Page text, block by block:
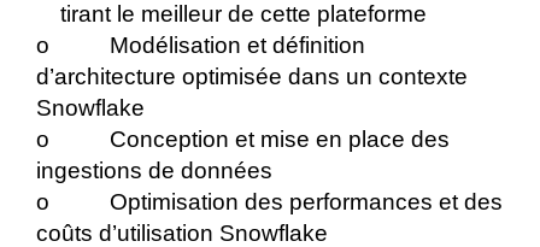
tirant le meilleur de cette plateforme
o Modélisation et définition
d’architecture optimisée dans un contexte
Snowflake
o Conception et mise en place des
ingestions de données
o Optimisation des performances et des
coûts d’utilisation Snowflake